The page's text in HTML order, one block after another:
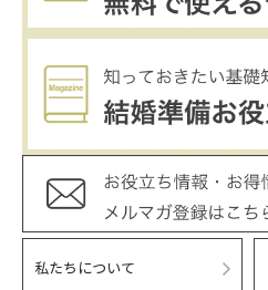
私たちについて